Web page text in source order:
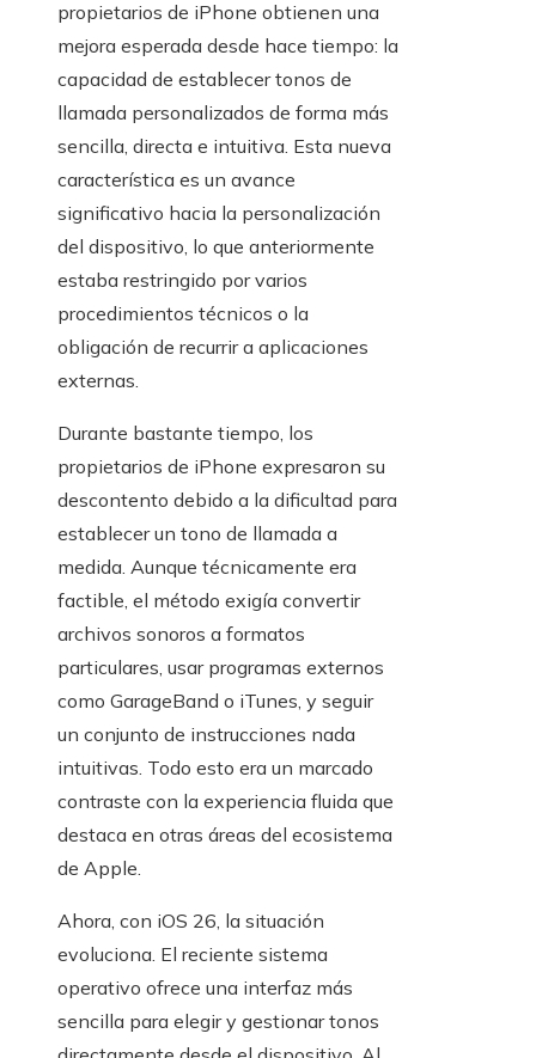
propietarios de iPhone obtienen una
mejora esperada desde hace tiempo: la
capacidad de establecer tonos de
llamada personalizados de forma más
sencilla, directa e intuitiva. Esta nueva
característica es un avance
significativo hacia la personalización
del dispositivo, lo que anteriormente
estaba restringido por varios
procedimientos técnicos o la
obligación de recurrir a aplicaciones
externas.
Durante bastante tiempo, los
propietarios de iPhone expresaron su
descontento debido a la dificultad para
establecer un tono de llamada a
medida. Aunque técnicamente era
factible, el método exigía convertir
archivos sonoros a formatos
particulares, usar programas externos
como GarageBand o iTunes, y seguir
un conjunto de instrucciones nada
intuitivas. Todo esto era un marcado
contraste con la experiencia fluida que
destaca en otras áreas del ecosistema
de Apple.
Ahora, con iOS 26, la situación
evoluciona. El reciente sistema
operativo ofrece una interfaz más
sencilla para elegir y gestionar tonos